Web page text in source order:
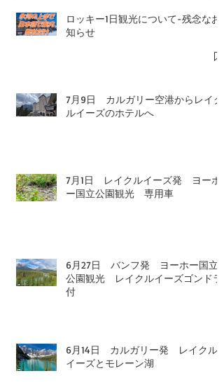
ロッキー1日観光について-残念なお
知らせ
7月9日 カルガリー空港からレイク
ルイーズのホテルへ
7月1日 レイクルイーズ発 ヨーホ
ー国立公園観光 専用車
6月27日 バンフ発 ヨーホー国立
公園観光 レイクルイーズゴンドラ
付
6月14日 カルガリー発 レイクル
イーズとモレーン湖